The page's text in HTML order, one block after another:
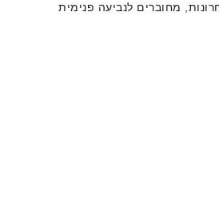
מחוברים לנביעה פנימית